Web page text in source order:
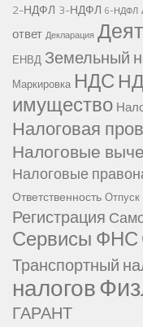
2-НДФЛ 3-НДФЛ 6-НДФЛ
ответ Декларация
ЕНВД Земельный
Маркировка НДС
имущество
Налоговая
Налоговые
Налоговые
Ответственность Отпуск
Регистрация
Сервисы ФНС
Транспортный
налогов
ГАРАНТ